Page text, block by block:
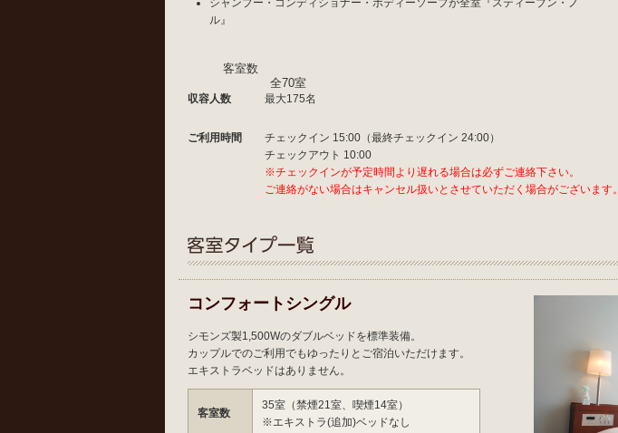
シャンプー・コンディショナー・ボディーソープが全室『スティーブン・ノ
ル』
客室数
全70室
収容人数 最大175名
ご利用時間
チェックイン 15:00（最終チェックイン 24:00）
チェックアウト 10:00
※チェックインが予定時間より遅れる場合は必ずご連絡下さい。
ご連絡がない場合はキャンセル扱いとさせていただく場合がございます。
コンフォートシングル
シモンズ製1,500Wのダブルベッドを標準装備。
カップルでのご利用でもゆったりとご宿泊いただけます。
エキストラベッドはありません。
客室数
35室（禁煙21室、喫煙14室）
※エキストラ(追加)ベッドなし